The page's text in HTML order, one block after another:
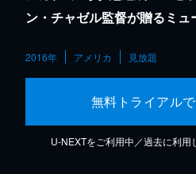
ン・チャゼル監督が贈るミュ
2016年 アメリカ 見放題
無料トライアル
U-NEXTをご利用中／過去に利用